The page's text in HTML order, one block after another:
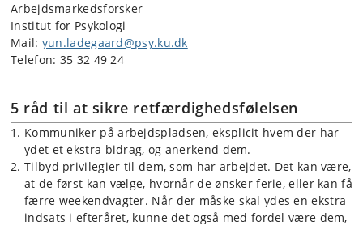
Arbejdsmarkedsforsker
Institut for Psykologi
Mail: yun.ladegaard@psy.ku.dk
Telefon: 35 32 49 24
5 råd til at sikre retfærdighedsfølelsen
Kommuniker på arbejdspladsen, eksplicit hvem der har
ydet et ekstra bidrag, og anerkend dem.
Tilbyd privilegier til dem, som har arbejdet. Det kan være,
at de først kan vælge, hvornår de ønsker ferie, eller kan få
færre weekendvagter. Når der måske skal ydes en ekstra
indsats i efteråret, kunne det også med fordel være dem,